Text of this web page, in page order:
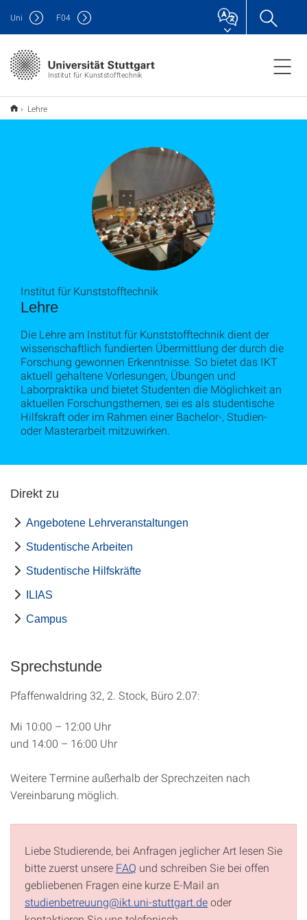
Institut für Kunststofftechnik
Uni F04
Lehre
Lehre
Institut für Kunststofftechnik
Die Lehre am Institut für Kunststofftechnik dient der
wissenschaftlich fundierten Übermittlung der durch die
Forschung gewonnen Erkenntnisse. So bietet das IKT
aktuell gehaltene Vorlesungen, Übungen und
Laborpraktika und bietet Studenten die Möglichkeit an
aktuellen Forschungsthemen, sei es als studentische
Hilfskraft oder im Rahmen einer Bachelor-, Studien-
oder Masterarbeit mitzuwirken.
Direkt zu
Angebotene Lehrveranstaltungen
Studentische Arbeiten
Studentische Hilfskräfte
ILIAS
Campus
Sprechstunde
Pfaffenwaldring 32, 2. Stock, Büro 2.07:
Mi 10:00 – 12:00 Uhr
und 14:00 – 16:00 Uhr
Weitere Termine außerhalb der Sprechzeiten nach
Vereinbarung möglich.
Liebe Studierende, bei Anfragen jeglicher Art lesen Sie
bitte zuerst unsere FAQ und schreiben Sie bei offen
gebliebenen Fragen eine kurze E-Mail an
studienbetreuung@ikt.uni-stuttgart.deoder